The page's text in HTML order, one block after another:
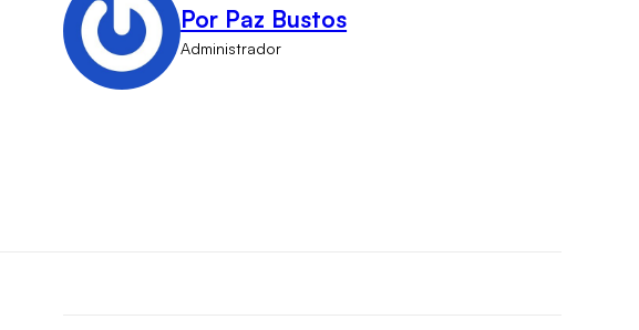
Por Paz Bustos
Administrador